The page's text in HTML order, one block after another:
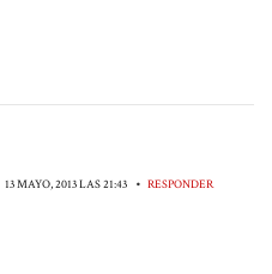
13 MAYO, 2013 LAS 21:43 • RESPONDER